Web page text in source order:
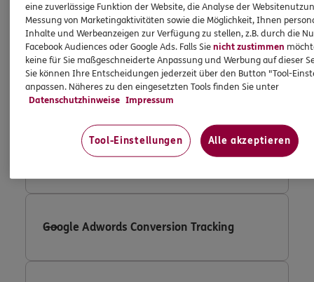
Fullstory
Facebook Conversion Tracking
Facebook Custom Audience
Google Adwords Conversion Tracking
eine zuverlässige Funktion der Website, die Analyse der
Messung von Marketingaktivitäten sowie die Möglichkeit, Ihnen
Inhalte und Werbeanzeigen zur Verfügung zu stellen, z.B. durch die
Facebook Audiences oder Google Ads. Falls Sienicht zustimmen
keine für Sie maßgeschneiderte Anpassung und Werbung auf dieser
Sie können Ihre Entscheidungen jederzeit über den Button "Tool-
anpassen. Näheres zu den eingesetzten Tools finden Sie unter
Datenschutzhinweise Impressum
Tool-Einstellungen Alle akzeptieren